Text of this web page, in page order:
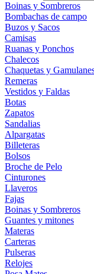
Boinas y Sombreros
Bombachas de campo
Buzos y Sacos
Camisas
Ruanas y Ponchos
Chalecos
Chaquetas y
Remeras
Vestidos y Faldas
Botas
Zapatos
Sandalias
Alpargatas
Billeteras
Bolsos
Broche de Pelo
Cinturones
Llaveros
Fajas
Boinas y Sombreros
Guantes y mitones
Materas
Carteras
Pulseras
Relojes